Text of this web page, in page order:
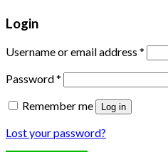
Login
Username or email address *
Password*
Remember me
Log in
Lost your password?